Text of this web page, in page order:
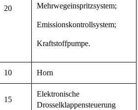
20
Mehrwegeinspritzsystem;
Emissionskontrollsystem;
Kraftstoffpumpe.
10 Horn
15
Elektronische
Drosselklappensteuerung